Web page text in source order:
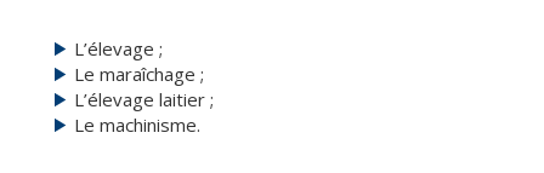
L’élevage ;
Le maraîchage ;
L’élevage laitier ;
Le machinisme.